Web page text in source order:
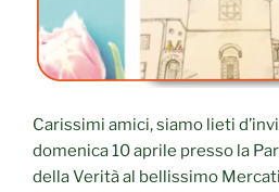
Carissimi amici, siamo lieti
domenica 10 aprile presso la
della Verità al bellissimo